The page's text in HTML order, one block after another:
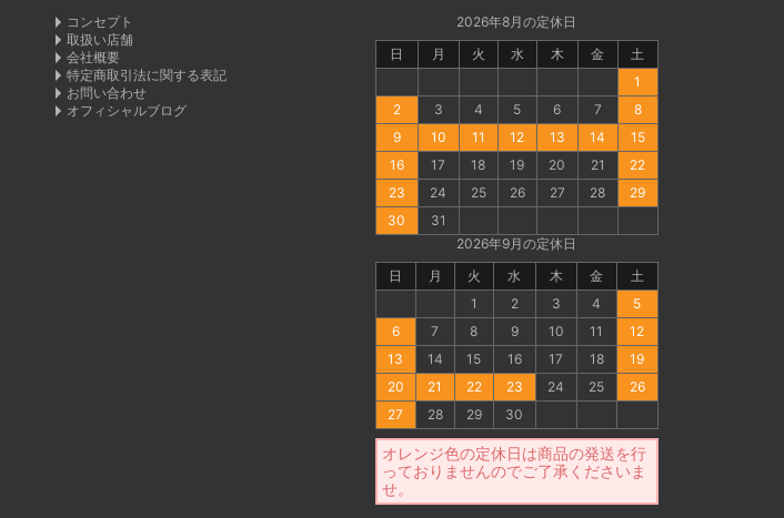
コンセプト
取扱い店舗
会社概要
特定商取引法に関する表記
お問い合わせ
オフィシャルブログ
2026年8月の定休日
日
月 火 水 木 金
土
1
2
3 4 5 6 7
8
9
10 11 12 13 14
15
16
17 18 19 20 21
22
23
24 25 26 27 28
29
30
31
2026年9月の定休日
日
月 火 水 木 金
土
1
2 3 4
5
6
7 8 9 10 11
12
13
14 15 16 17 18
19
20
21 22 23 24 25
26
27
28 29 30
オレンジ色の定休日は商品の発送を行
っておりませんのでご了承くださいま
せ。